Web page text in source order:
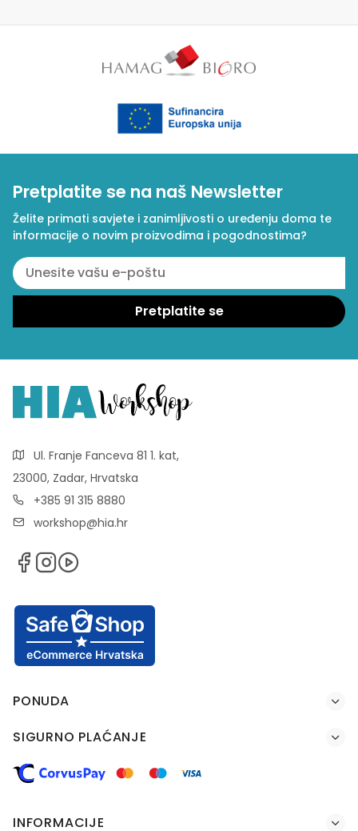
Pretplatite se na naš Newsletter
Želite primati savjete i zanimljivosti o uređenju doma te
informacije o novim proizvodima i pogodnostima?
Ul. Franje Fanceva 81 1. kat,
23000, Zadar, Hrvatska
+385 91 315 8880
workshop@hia.hr
PONUDA
SIGURNO PLAĆANJE
INFORMACIJE